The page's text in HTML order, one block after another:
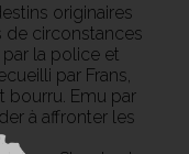
originaires
de circonstances
la police et
par Frans,
bourru. Emu par
à affronter les